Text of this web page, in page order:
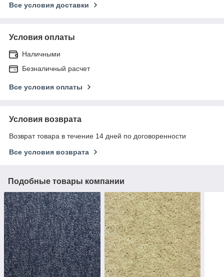
Все условия доставки
Условия оплаты
Наличными
Безналичный расчет
Все условия оплаты
Условия возврата
Возврат товара в течение 14 дней по договоренности
Все условия возврата
Подобные товары компании